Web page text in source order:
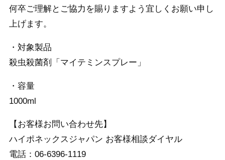
何卒ご理解とご協力を賜りますよう宜しくお願い申し
上げます。
・対象製品
殺虫殺菌剤「マイテミンスプレー」
・容量
1000ml
【お客様お問い合わせ先】
ハイポネックスジャパン お客様相談ダイヤル
電話：06-6396-1119